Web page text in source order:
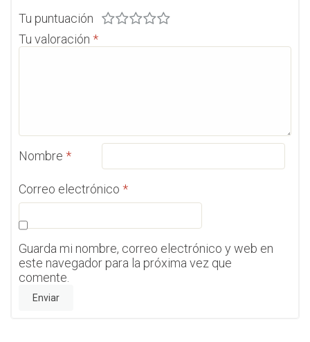
Tu puntuación
Tu valoración *
Nombre *
Correo electrónico *
Guarda mi nombre, correo electrónico y web en
este navegador para la próxima vez que
comente.